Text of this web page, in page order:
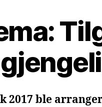
2017 ble